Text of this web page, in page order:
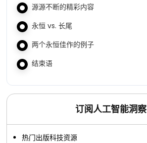
源源不断的精彩内容
永恒 vs. 长尾
两个永恒佳作的例子
结束语
订阅人工智能洞察
热门出版科技资源